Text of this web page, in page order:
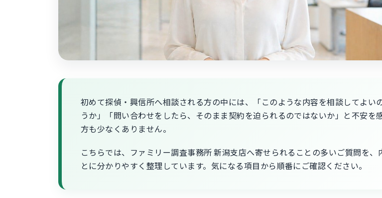
初めて探偵・興信所へ相談される方の中には、「このような内容を相談してよい
うか」「問い合わせをしたら、そのまま契約を迫られるのではないか」と不安を
方も少なくありません。
こちらでは、ファミリー調査事務所 新潟支店へ寄せられることの多いご質問を、
とに分かりやすく整理しています。気になる項目から順番にご確認ください。